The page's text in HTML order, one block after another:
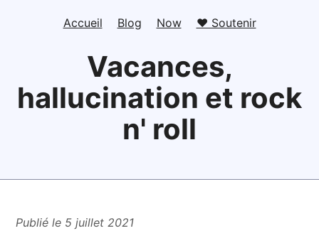
Accueil Blog Now ❤️ Soutenir
Vacances,
hallucination et rock
n' roll
Publié le 5 juillet 2021